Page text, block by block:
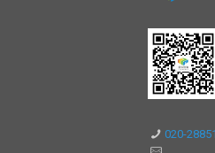
库存的类型及隐藏成本
常用的库存考核指标（ITO，DOS）
案例分享2：从财务视角看ITO和其
推拉结合供应链及最优结合点
020-